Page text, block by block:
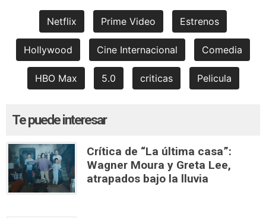
Netflix Prime Video Estrenos
Hollywood Cine Internacional Comedia
HBO Max 5.0 criticas Pelicula
Te puede interesar
Crítica de “La última casa”:
Wagner Moura y Greta Lee,
atrapados bajo la lluvia